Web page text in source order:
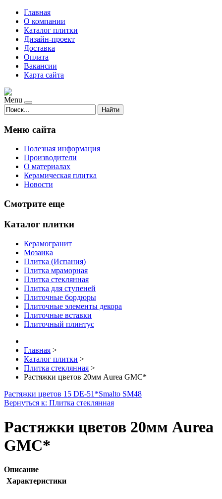
Главная
О компании
Каталог плитки
Дизайн-проект
Доставка
Оплата
Вакансии
Карта сайта
Menu
Найти
Меню сайта
Полезная информация
Производители
О материалах
Керамическая плитка
Новости
Смотрите еще
Каталог плитки
Керамогранит
Мозаика
Плитка (Испания)
Плитка мраморная
Плитка стеклянная
Плитка для ступеней
Плиточные бордюры
Плиточные элементы декора
Плиточные вставки
Плиточный плинтус
Главная >
Каталог плитки >
Плитка стеклянная >
Растяжки цветов 20мм Aurea GMC*
Растяжки цветов 15 DE-51*Smalto SM48
Вернуться к: Плитка стеклянная
Растяжки цветов 20мм Aurea
GMC*
Описание
Характеристики